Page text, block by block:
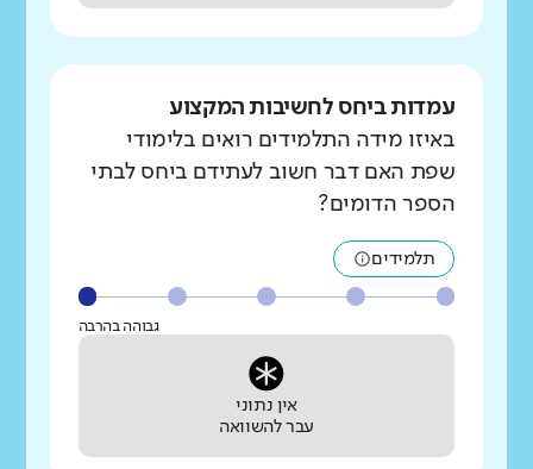
עמדות ביחס לחשיבות המקצוע
באיזו מידה התלמידים רואים בלימודי
שפת האם דבר חשוב לעתידם ביחס לבתי
הספר הדומים?
תלמידים
גבוהה בהרבה
אין נתוני
עבר להשוואה